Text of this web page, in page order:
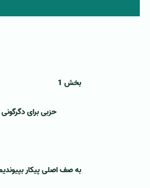
بخش 1
حزبی برای دگرگونی
به صف اصلیپيكار